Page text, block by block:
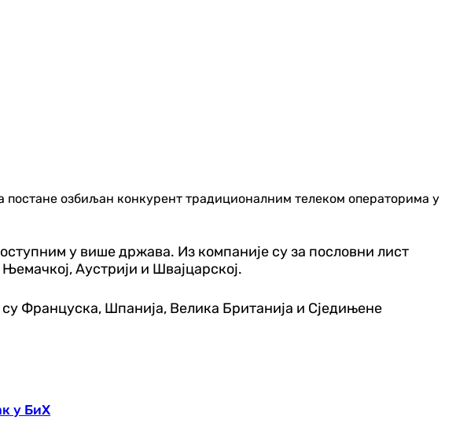
постане озбиљан конкурент традиционалним телеком операторима у
у више држава. Из компаније су за пословни лист
Аустрији и Швајцарској.
Француска, Шпанија, Велика Британија и Сједињене
у БиХ